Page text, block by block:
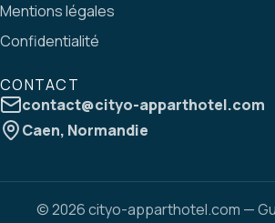
Mentions légales
Confidentialité
CONTACT
contact@cityo-apparthotel.com
Caen, Normandie
©2026cityo-apparthotel.com —